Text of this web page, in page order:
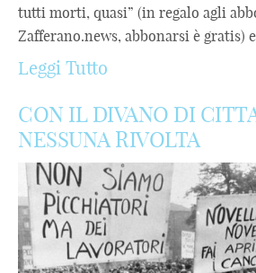
tutti morti, quasi” (in regalo agli
Zafferano.news, abbonarsi è gratis)
Leggi Tutto
CON IL DIVANO DI
NESSUNA RIVOLTA